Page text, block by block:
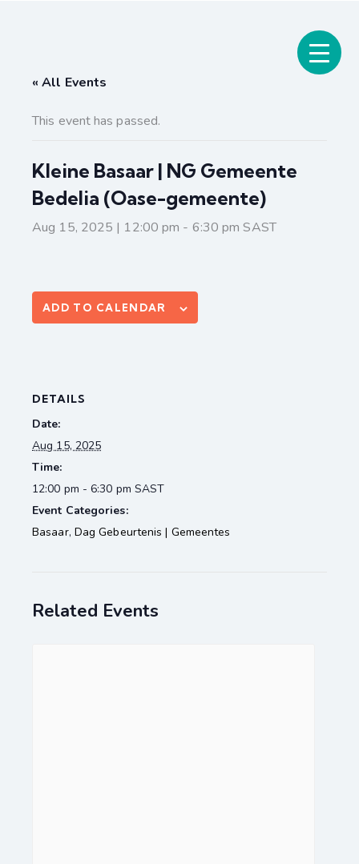
« All Events
This event has passed.
Kleine Basaar | NG Gemeente
Bedelia (Oase-gemeente)
Aug 15, 2025 | 12:00 pm - 6:30 pm SAST
ADD TO CALENDAR
DETAILS
Date:
Aug 15, 2025
Time:
12:00 pm - 6:30 pm SAST
Event Categories:
Basaar, Dag Gebeurtenis | Gemeentes
Related Events